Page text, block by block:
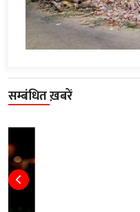
सम्बंधित ख़बरें